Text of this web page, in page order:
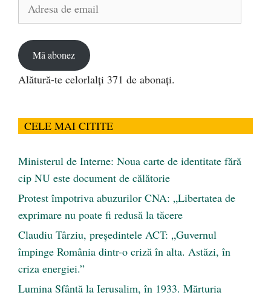
Mă abonez
Alătură-te celorlalți 371 de abonați.
CELE MAI CITITE
Ministerul de Interne: Noua carte de identitate fără
cip NU este document de călătorie
Protest împotriva abuzurilor CNA: „Libertatea de
exprimare nu poate fi redusă la tăcere
Claudiu Târziu, președintele ACT: „Guvernul
împinge România dintr-o criză în alta. Astăzi, în
criza energiei.”
Lumina Sfântă la Ierusalim, în 1933. Mărturia